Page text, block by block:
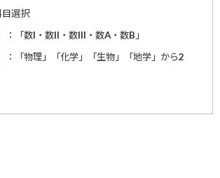
目選択
：「数I・数II・数III・数A・数B」
：「物理」「化学」「生物」「地学」から2